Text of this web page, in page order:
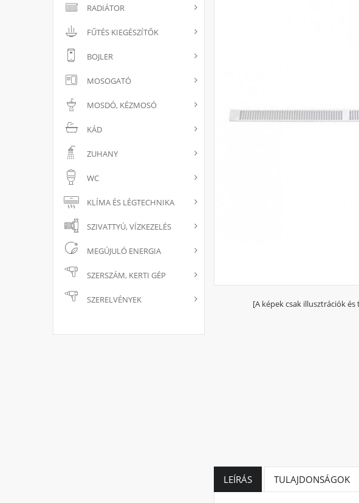
RADIÁTOR
FŰTÉS KIEGÉSZÍTŐK
BOJLER
MOSOGATÓ
MOSDÓ, KÉZMOSÓ
KÁD
ZUHANY
WC
KLÍMA ÉS LÉGTECHNIKA
SZIVATTYÚ, VÍZKEZELÉS
MEGÚJULÓ ENERGIA
SZERSZÁM, KERTI GÉP
SZERELVÉNYEK [A képek csak illusztrációk
LEÍRÁS TULAJDONSÁGOK